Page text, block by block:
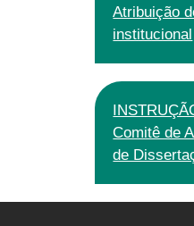
Atribuição
institucional
Comitê de
de